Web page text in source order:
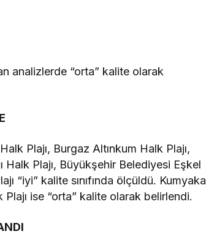
analizlerde “orta” kalite olarak
Plajı, Burgaz Altınkum Halk Plajı,
Halk Plajı, Büyükşehir Belediyesi Eşkel
“iyi” kalite sınıfında ölçüldü. Kumyaka
ise “orta” kalite olarak belirlendi.